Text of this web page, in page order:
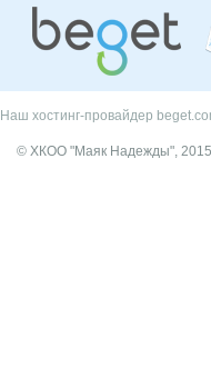
Наш хостинг-провайдер
© ХКОО "Маяк Надежды",